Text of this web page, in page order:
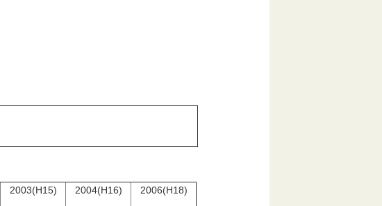
2003(H15) 2004(H16) 2006(H18)